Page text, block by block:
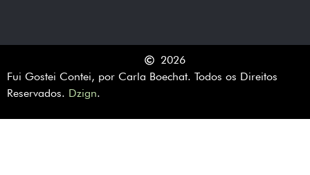
2026
Fui Gostei Contei, por Carla Boechat. Todos os Direitos
Reservados. Dzign.